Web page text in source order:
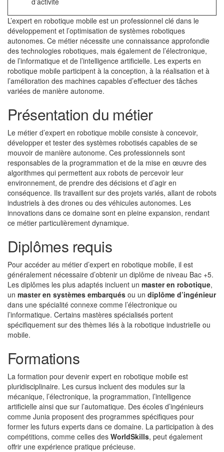
L’expert en robotique mobile est un professionnel clé dans le
développement et l’optimisation de systèmes robotiques
autonomes. Ce métier nécessite une connaissance approfondie
des technologies robotiques, mais également de l’électronique,
de l’informatique et de l’intelligence artificielle. Les experts en
robotique mobile participent à la conception, à la réalisation et à
l’amélioration des machines capables d’effectuer des tâches
variées de manière autonome.
Présentation du métier
Le métier d’expert en robotique mobile consiste à concevoir,
développer et tester des systèmes robotisés capables de se
mouvoir de manière autonome. Ces professionnels sont
responsables de la programmation et de la mise en œuvre des
algorithmes qui permettent aux robots de percevoir leur
environnement, de prendre des décisions et d’agir en
conséquence. Ils travaillent sur des projets variés, allant de robots
industriels à des drones ou des véhicules autonomes. Les
innovations dans ce domaine sont en pleine expansion, rendant
ce métier particulièrement dynamique.
Diplômes requis
Pour accéder au métier d’expert en robotique mobile, il est
généralement nécessaire d’obtenir un diplôme de niveau Bac +5.
Les diplômes les plus adaptés incluent un master en robotique,
un master en systèmes embarqués ou un diplôme d’ingénieur
dans une spécialité connexe comme l’électronique ou
l’informatique. Certains mastères spécialisés portent
spécifiquement sur des thèmes liés à la robotique industrielle ou
mobile.
Formations
La formation pour devenir expert en robotique mobile est
pluridisciplinaire. Les cursus incluent des modules sur la
mécanique, l’électronique, la programmation, l’intelligence
artificielle ainsi que sur l’automatique. Des écoles d’ingénieurs
comme Junia proposent des programmes spécifiques pour
former les futurs experts dans ce domaine. La participation à des
compétitions, comme celles des WorldSkills, peut également
offrir une expérience pratique précieuse.